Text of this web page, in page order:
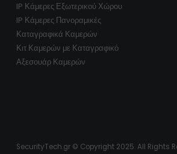
IP Κάμερες Εξωτερικού Χώρου
IP Κάμερες Πανοραμικές
Καταγραφικά Καμερών
Κιτ Καμερών με Καταγραφικό
Αξεσουάρ Καμερών
SecurityTech.gr © Copyright 2025. All Rights